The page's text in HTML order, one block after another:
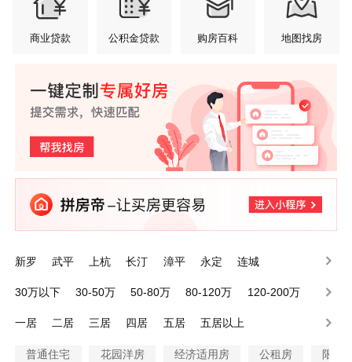
商业贷款 公积金贷款 购房百科 地图找房
新罗 武平 上杭 长汀 漳平 永定 连城
30万以下 30-50万 50-80万 80-120万
120-200万
一居
二居 三居 四居 五居 五居以上
普通住宅 花园洋房 经济适用房 公租房 限价